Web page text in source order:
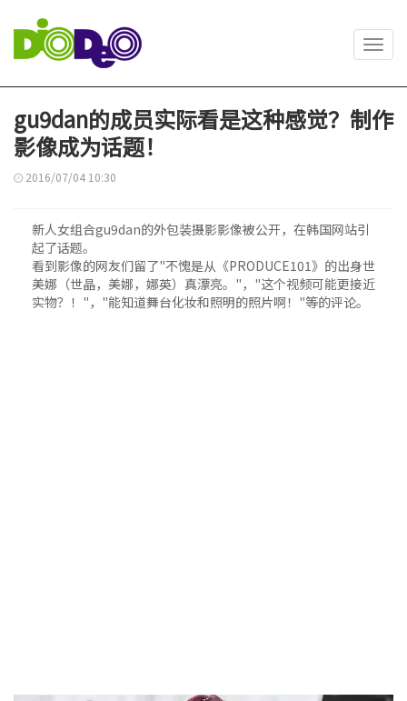
gu9dan的成员实际看是这种感觉？制作
影像成为话题！
2016/07/04 10:30
新人女组合gu9dan的外包装摄影影像被公开，在韩国网站引
起了话题。
看到影像的网友们留了"不愧是从《PRODUCE101》的出身世
美娜（世晶，美娜，娜英）真漂亮。"，"这个视频可能更接近
实物？！"，"能知道舞台化妆和照明的照片啊！"等的评论。